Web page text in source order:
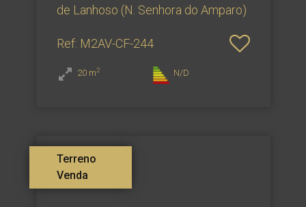
de Lanhoso (N. Senhora do Amparo)
Ref: M2AV-CF-244
20 m2 N/D
Terreno
Venda